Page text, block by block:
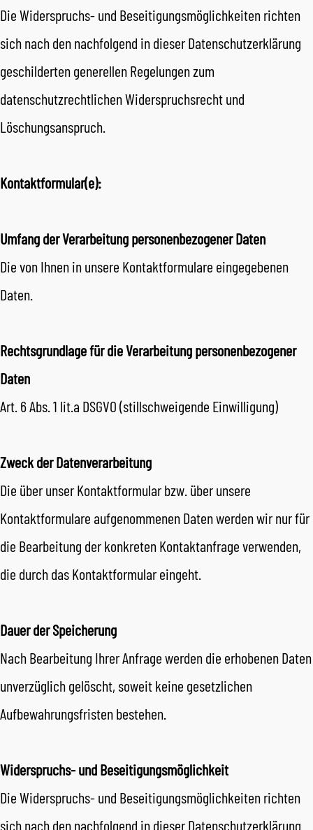
Die Widerspruchs- und Beseitigungsmöglichkeiten richten
sich nach den nachfolgend in dieser Datenschutzerklärung
geschilderten generellen Regelungen zum
datenschutzrechtlichen Widerspruchsrecht und
Löschungsanspruch.
Kontaktformular(e):
Umfang der Verarbeitung personenbezogener Daten
Die von Ihnen in unsere Kontaktformulare eingegebenen
Daten.
Rechtsgrundlage für die Verarbeitung personenbezogener
Daten
Art. 6 Abs. 1 lit.a DSGVO (stillschweigende Einwilligung)
Zweck der Datenverarbeitung
Die über unser Kontaktformular bzw. über unsere
Kontaktformulare aufgenommenen Daten werden wir nur für
die Bearbeitung der konkreten Kontaktanfrage verwenden,
die durch das Kontaktformular eingeht.
Dauer der Speicherung
Nach Bearbeitung Ihrer Anfrage werden die erhobenen Daten
unverzüglich gelöscht, soweit keine gesetzlichen
Aufbewahrungsfristen bestehen.
Widerspruchs- und Beseitigungsmöglichkeit
Die Widerspruchs- und Beseitigungsmöglichkeiten richten
sich nach den nachfolgend in dieser Datenschutzerklärung